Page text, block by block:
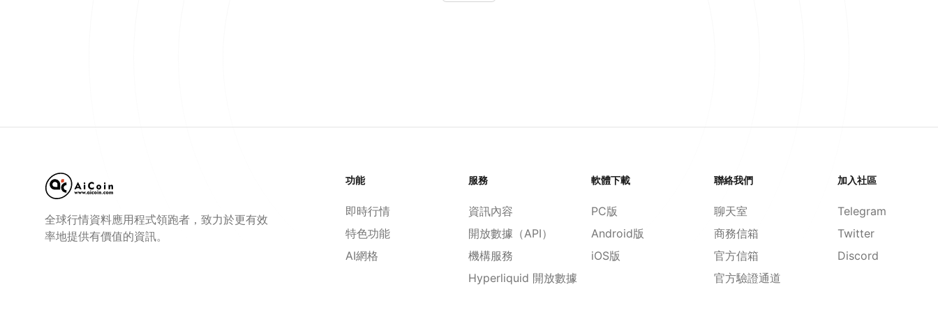
全球行情資料應用程式領跑者，致力於更有效
率地提供有價值的資訊。
功能
即時行情
特色功能
AI網格
服務
資訊內容
開放數據（API）
機構服務
Hyperliquid 開放數據
軟體下載
PC版
Android版
iOS版
聯絡我們
聊天室
商務信箱
官方信箱
官方驗證通道
加入社區
Telegram
Twitter
Discord